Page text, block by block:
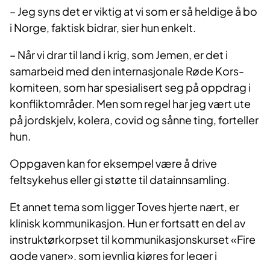
– Jeg syns det er viktig at vi som er så heldige å bo
i Norge, faktisk bidrar, sier hun enkelt.
– Når vi drar til land i krig, som Jemen, er det i
samarbeid med den internasjonale Røde Kors-
komiteen, som har spesialisert seg på oppdrag i
konfliktområder. Men som regel har jeg vært ute
på jordskjelv, kolera, covid og sånne ting, forteller
hun.
Oppgaven kan for eksempel være å drive
feltsykehus eller gi støtte til datainnsamling.
Et annet tema som ligger Toves hjerte nært, er
klinisk kommunikasjon. Hun er fortsatt en del av
instruktørkorpset til kommunikasjonskurset «Fire
gode vaner», som jevnlig kjøres for leger i